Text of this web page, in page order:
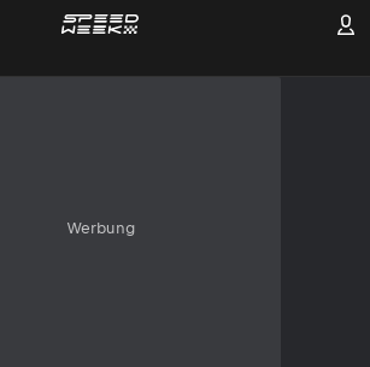
Werbung